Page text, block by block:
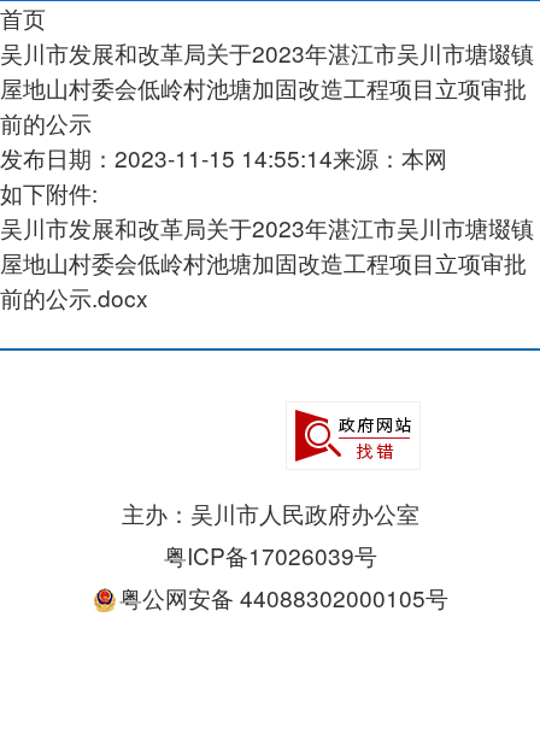
首页
吴川市发展和改革局关于2023年湛江市吴川市塘㙍镇
屋地山村委会低岭村池塘加固改造工程项目立项审批
前的公示
发布日期：2023-11-15 14:55:14来源：本网
如下附件:
吴川市发展和改革局关于2023年湛江市吴川市塘㙍镇
屋地山村委会低岭村池塘加固改造工程项目立项审批
前的公示.docx
主办：吴川市人民政府办公室
粤ICP备17026039号
粤公网安备 44088302000105号